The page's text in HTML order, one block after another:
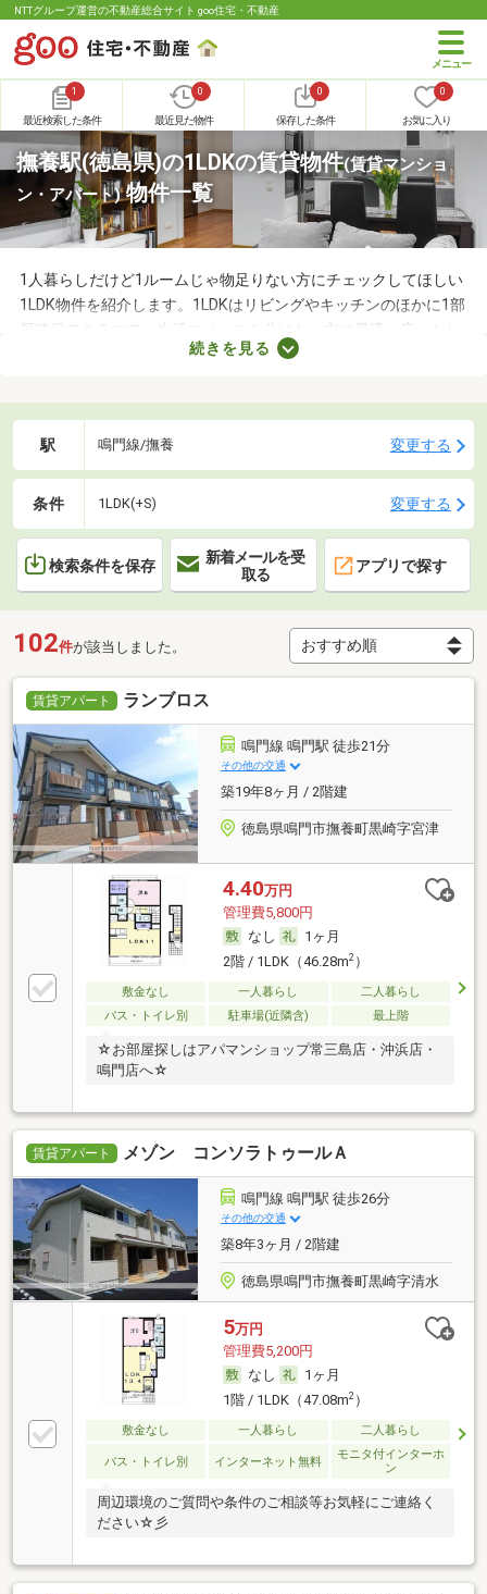
NTTグループ運営の不動産総合サイト goo住宅・不動産
1
最近検索した条件
0
最近見た物件
0
保存した条件
0
お気に入り
撫養駅(徳島県)の1LDKの賃貸物件(賃貸マンショ
ン・アパート)物件一覧
1人暮らしだけど1ルームじゃ物足りない方にチェックしてほしい
1LDK物件を紹介します。1LDKはリビングやキッチンのほかに1部
屋確保できるので、生活スペースを分けたい方に最適。広々とし
たLDKの物件を選べば、ゆったりとくつろげる理想のお部屋に住
えるお部屋を見つけてくださいね。
続きを見る
駅 鳴門線/撫養 変更する
条件 1LDK(+S) 変更する
検索条件を保存
新着メールを受
取る
アプリで探す
102件が該当しました。
賃貸アパート ランブロス
鳴門線 鳴門駅 徒歩21分
その他の交通
築19年8ヶ月 / 2階建
徳島県鳴門市撫養町黒崎字宮津
4.40万円
管理費5,800円
なし
1ヶ月
2階 / 1LDK（46.28m2）
敷金なし 一人暮らし
二人暮らし
バス・トイレ別
駐車場(近隣含) 最上階
☆お部屋探しはアパマンショップ常三島店・沖浜店・
鳴門店へ☆
賃貸アパート メゾン コンソラトゥールＡ
鳴門線 鳴門駅 徒歩26分
その他の交通
築8年3ヶ月 / 2階建
徳島県鳴門市撫養町黒崎字清水
5万円
管理費5,200円
なし
1ヶ月
1階 / 1LDK（47.08m2）
敷金なし 一人暮らし 二人暮らし
バス・トイレ別 インターネット無料
モニタ付インターホ
ン
周辺環境のご質問や条件のご相談等お気軽にご連絡く
ださい☆彡